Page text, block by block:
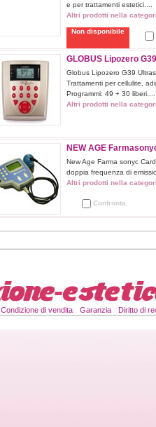
e per trattamenti
Altri prodotti nella
Non disponibile
GLOBUS Lipozero
Globus Lipozero G39
Trattamenti per cellulite,
Programmi: 49 + 30
Altri prodotti nella
NEW AGE
New Age Farma sonyc
doppia frequenza di
Altri prodotti nella
Confronta
Condizione di vendita Garanzia Diritto di